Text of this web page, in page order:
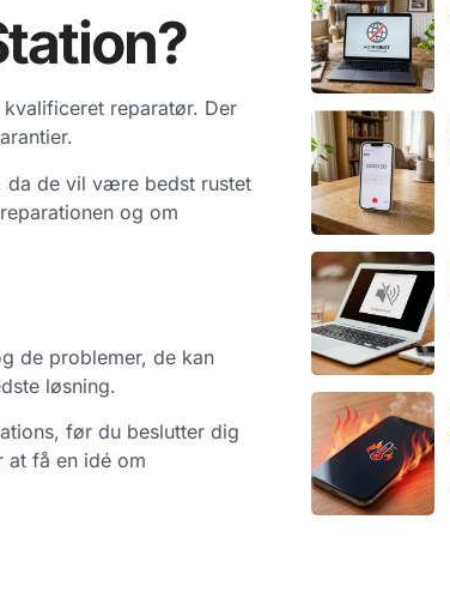
reparatør. Der
da de vil være bedst rustet
og om
de problemer, de kan
løsning.
før du beslutter dig
at få en idé om